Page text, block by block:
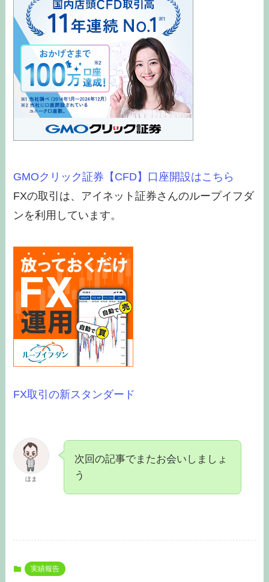
GMOクリック証券【CFD】口座開設はこちら
FXの取引は、アイネット証券さんのループイフダ
ンを利用しています。
FX取引の新スタンダード
ほま
次回の記事でまたお会いしましょ
う
実績報告